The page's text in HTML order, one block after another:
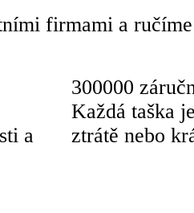
firmami a
a
300000
Každá taška
ztrátě nebo